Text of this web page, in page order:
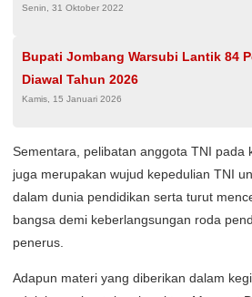
Senin, 31 Oktober 2022
Bupati Jombang Warsubi Lantik 84
Diawal Tahun 2026
Kamis, 15 Januari 2026
Sementara, pelibatan anggota TNI pada
juga merupakan wujud kepedulian TNI
dalam dunia pendidikan serta turut
bangsa demi keberlangsungan roda
penerus.
Adapun materi yang diberikan dalam